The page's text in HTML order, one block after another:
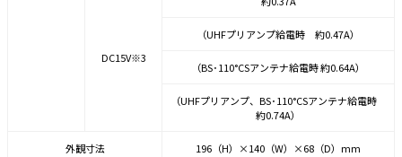
DC15V※3
（UHFプリアンプ給電時 約0.47A）
（BS･110°CSアンテナ給電時 約0.64A）
（UHFプリアンプ、BS･110°CSアンテナ給電時
約0.74A）
外観寸法 196（H）×140（W）×68（D）mm